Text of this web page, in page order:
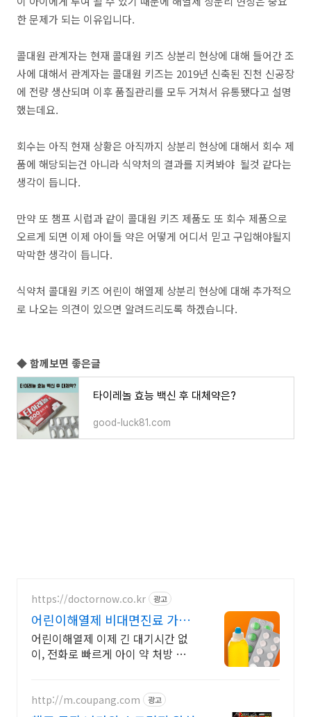
한 문제가 되는 이유입니다.
콜대원 관계자는 현재 콜대원 키즈 상분리 현상에 대해 들어간 조
사에 대해서 관계자는 콜대원 키즈는 2019년 신축된 진천 신공장
에 전량 생산되며 이후 품질관리를 모두 거쳐서 유통됐다고 설명
했는데요.
회수는 아직 현재 상황은 아직까지 상분리 현상에 대해서 회수 제
품에 해당되는건 아니라 식약처의 결과를 지켜봐야 될것 같다는
생각이 듭니다.
만약 또 챔프 시럽과 같이 콜대원 키즈 제품도 또 회수 제품으로
오르게 되면 이제 아이들 약은 어떻게 어디서 믿고 구입해야될지
막막한 생각이 듭니다.
식약처 콜대원 키즈 어린이 해열제 상분리 현상에 대해 추가적으
로 나오는 의견이 있으면 알려드리도록 하겠습니다.
◆ 함께보면 좋은글
타이레놀 효능 백신 후 대체약은?
good-luck81.com
https://doctornow.co.kr 광고
어린이해열제 비대면진료 가능
365일 24시간 진료가능
어린이해열제 이제 긴 대기시간 없
이, 전화로 빠르게 아이 약 처방 받아
께 확인해보세요.
http://m.coupang.com 광고